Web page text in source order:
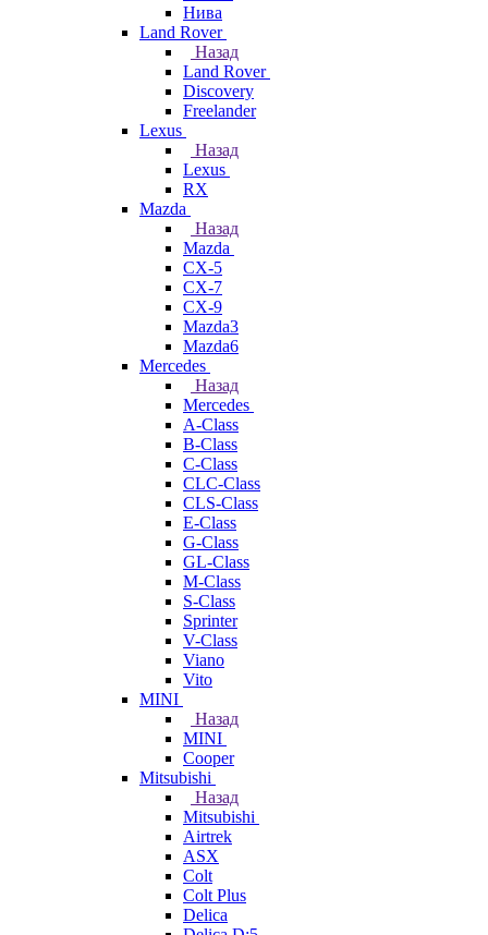
Нива
Land Rover
Назад
Land Rover
Discovery
Freelander
Lexus
Назад
Lexus
RX
Mazda
Назад
Mazda
CX-5
CX-7
CX-9
Mazda3
Mazda6
Mercedes
Назад
Mercedes
A-Class
B-Class
C-Class
CLC-Class
CLS-Class
E-Class
G-Class
GL-Class
M-Class
S-Class
Sprinter
V-Class
Viano
Vito
MINI
Назад
MINI
Cooper
Mitsubishi
Назад
Mitsubishi
Airtrek
ASX
Colt
Colt Plus
Delica